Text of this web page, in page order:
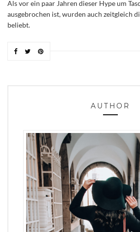
Als vor ein paar Jahren dieser Hype um
ausgebrochen ist, wurden auch zeitgleich
beliebt.
AUTHOR